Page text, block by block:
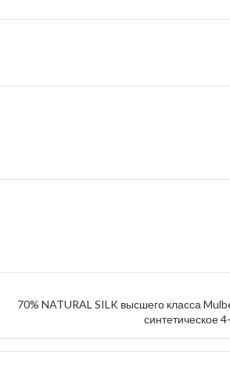
70% NATURAL SILK высшего класса
синтетическое